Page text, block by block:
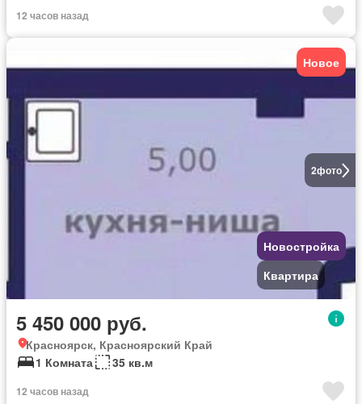
12 часов назад
2фото
Новое
Новостройка
Квартира
5 450 000 руб.
Красноярск, Красноярский Край
1 Комната
35 кв.м
12 часов назад